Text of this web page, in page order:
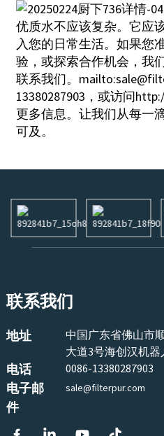
优质水不应该复杂。它应
入您的日常生活。如果您
验，或探索合作机会，我
联系我们。
13380287903，或访问
更多信息。让我们从每一
可及。
联系我们
地址
中国广东省佛山市
大道3号海创汉机
电话 0086-13380287903
电子邮
件
sale@filterpur.com